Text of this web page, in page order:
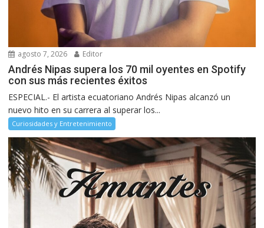
agosto 7, 2026 Editor
Andrés Nipas supera los 70 mil oyentes en Spotify
con sus más recientes éxitos
ESPECIAL.- El artista ecuatoriano Andrés Nipas alcanzó un
nuevo hito en su carrera al superar los...
Curiosidades y Entretenimiento